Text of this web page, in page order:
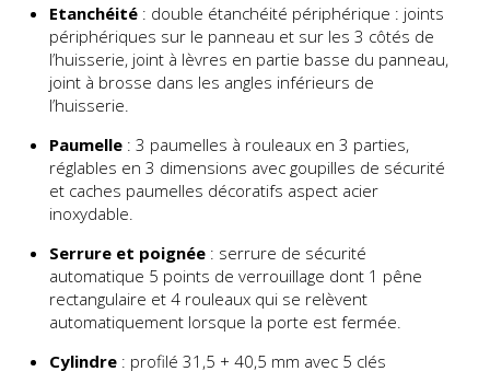
Etanchéité : double étanchéité périphérique : joints
périphériques sur le panneau et sur les 3 côtés de
l’huisserie, joint à lèvres en partie basse du panneau,
joint à brosse dans les angles inférieurs de
l’huisserie.
Paumelle : 3 paumelles à rouleaux en 3 parties,
réglables en 3 dimensions avec goupilles de sécurité
et caches paumelles décoratifs aspect acier
inoxydable.
Serrure et poignée : serrure de sécurité
automatique 5 points de verrouillage dont 1 pêne
rectangulaire et 4 rouleaux qui se relèvent
automatiquement lorsque la porte est fermée.
Cylindre : profilé 31,5 + 40,5 mm avec 5 clés